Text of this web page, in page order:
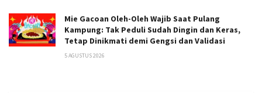
Mie Gacoan Oleh-Oleh Wajib Saat Pulang
Kampung: Tak Peduli Sudah Dingin dan Keras,
Tetap Dinikmati demi Gengsi dan Validasi
5 AGUSTUS 2026